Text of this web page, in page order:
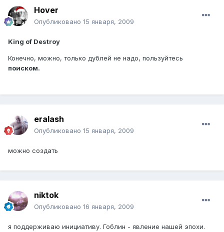
Hover
Опубликовано 15 января, 2009
King of Destroy
Конечно, можно, только дублей не надо, пользуйтесь
поиском.
eralash
Опубликовано 15 января, 2009
можно создать
niktok
Опубликовано 16 января, 2009
я поддерживаю инициативу. Гоблин - явление нашей эпохи.